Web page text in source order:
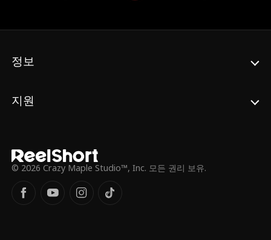
정보
지원
© 2026 Crazy Maple Studio™, Inc. 모든 권리 보유.